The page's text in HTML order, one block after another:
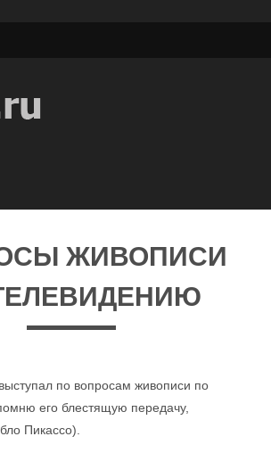
ЖИВОПИСИ
по вопросам живописи по
его блестящую передачу,
Пикассо).